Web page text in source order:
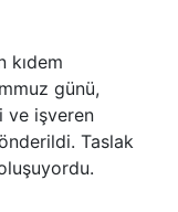
kıdem
günü,
ve işveren
Taslak